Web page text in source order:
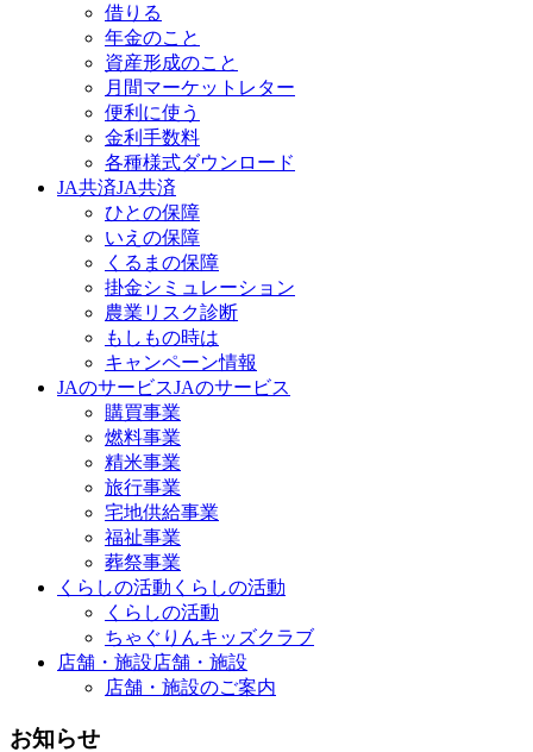
借りる
年金のこと
資産形成のこと
月間マーケットレター
便利に使う
金利手数料
各種様式ダウンロード
JA共済JA共済
ひとの保障
いえの保障
くるまの保障
掛金シミュレーション
農業リスク診断
もしもの時は
キャンペーン情報
JAのサービスJAのサービス
購買事業
燃料事業
精米事業
旅行事業
宅地供給事業
福祉事業
葬祭事業
くらしの活動 くらしの活動
くらしの活動
ちゃぐりんキッズクラブ
店舗・施設店舗・施設
店舗・施設のご案内
お知らせ